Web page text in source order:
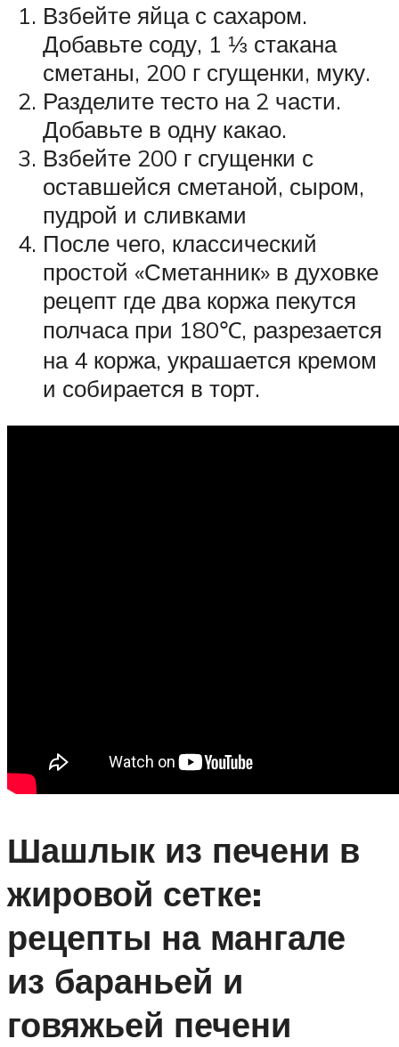
Взбейте яйца с сахаром.
Добавьте соду, 1 ⅓ стакана
сметаны, 200 г сгущенки, муку.
Разделите тесто на 2 части.
Добавьте в одну какао.
Взбейте 200 г сгущенки с
оставшейся сметаной, сыром,
пудрой и сливками
После чего, классический
простой «Сметанник» в духовке
рецепт где два коржа пекутся
полчаса при 180℃, разрезается
на 4 коржа, украшается кремом
и собирается в торт.
Шашлык из печени в
жировой сетке:
рецепты на мангале
из бараньей и
говяжьей печени